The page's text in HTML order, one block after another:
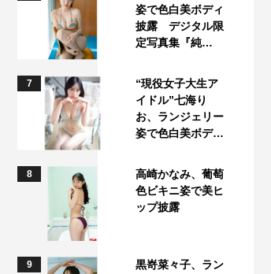
姿で色白美ボディ
披露 デジタル限
定写真集『純…
7
“現役女子大生ア
イドル”七海り
お、ランジェリー
姿で色白美ボデ…
8
高崎かなみ、葡萄
色ビキニ姿で美ヒ
ップ披露
9
黒嵜菜々子、ラン